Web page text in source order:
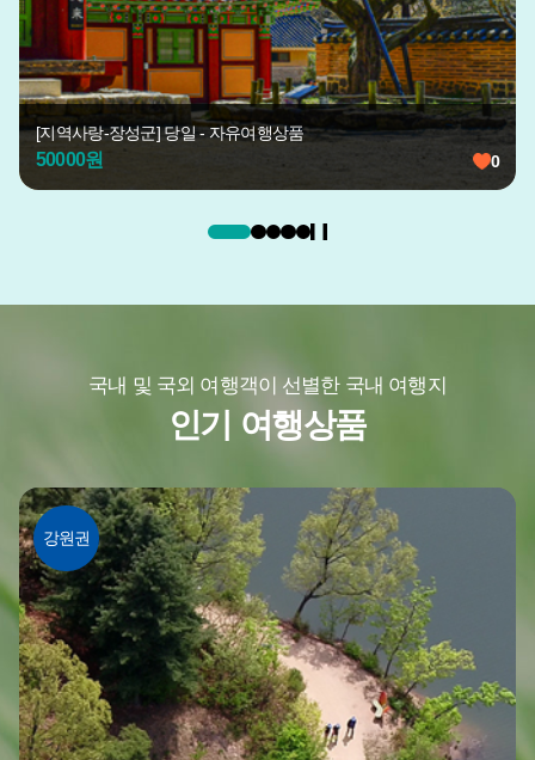
[지역사랑-장성군] 당일 - 자유여행상품
50000원
찜
한
0
국내 및 국외 여행객이 선별한 국내 여행지
인기 여행상품
강원권